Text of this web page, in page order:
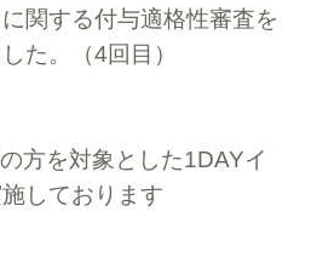
関する付与適格性審査を
た。（4回目）
方を対象とした1DAYイ
しております